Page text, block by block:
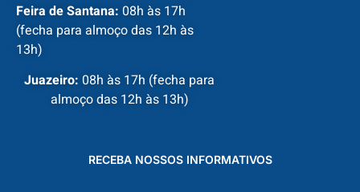
Feira de Santana: 08h às 17h
(fecha para almoço das 12h às
13h)
Juazeiro: 08h às 17h (fecha para
almoço das 12h às 13h)
RECEBA NOSSOS INFORMATIVOS